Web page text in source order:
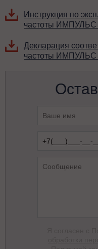
Инструкция по
частоты ИМПУЛЬС
Декларация
частоты ИМПУЛЬС